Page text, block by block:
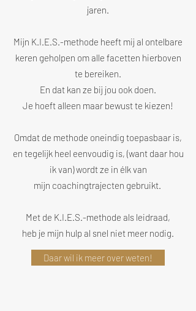
jaren.
Mijn K.I.E.S.-methode heeft mij al ontelbare
keren geholpen om alle facetten hierboven
te bereiken.
En dat kan ze bij jou ook doen.
Je hoeft alleen maar bewust te kiezen!
Omdat de methode oneindig toepasbaar is,
en tegelijk heel eenvoudig is, (want daar hou
ik van) wordt ze in élk van
mijn coachingtrajecten gebruikt.
Met de K.I.E.S.-methode als leidraad,
heb je mijn hulp al snel niet meer nodig.
Daar wil ik meer over weten!